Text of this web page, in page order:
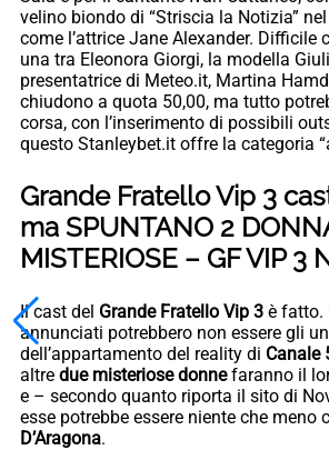
velino biondo di “Striscia la Notizia”
come l’attrice Jane Alexander. Difficile
una tra Eleonora Giorgi, la modella
presentatrice di Meteo.it, Martina
chiudono a quota 50,00, ma tutto
corsa, con l’inserimento di possibili
questo Stanleybet.it offre la categoria
Grande Fratello Vip 3
ma SPUNTANO 2
MISTERIOSE – GF VIP 3
Il cast del Grande Fratello Vip 3 è fatto.
annunciati potrebbero non essere gli
dell’appartamento del reality di Canale
altre due misteriose donnefaranno il
e – secondo quanto riporta il sito di
esse potrebbe essere niente che meno
D’Aragona.